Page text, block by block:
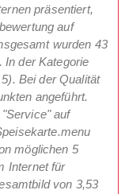
präsentiert,
auf
wurden 43
In der Kategorie
Bei der Qualität
angeführt.
auf
möglichen 5
Internet für
von 3,53